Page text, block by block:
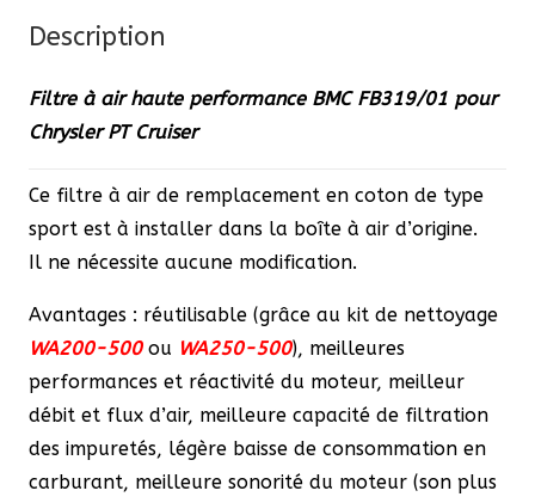
performance
FB319/01
pour
PT
Cruiser
Description
Filtre à air haute performance BMC FB319/01 pour
Chrysler PT Cruiser
Ce filtre à air de remplacement en coton de type
sport est à installer dans la boîte à air d’origine.
Il ne nécessite aucune modification.
Avantages : réutilisable (grâce au kit de nettoyage
WA200-500ou WA250-500), meilleures
performances et réactivité du moteur, meilleur
débit et flux d’air, meilleure capacité de filtration
des impuretés, légère baisse de consommation en
carburant, meilleure sonorité du moteur (son plus